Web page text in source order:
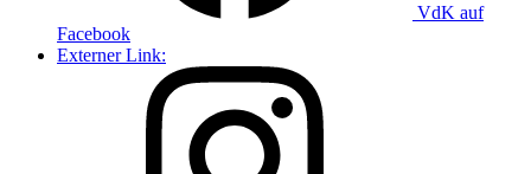
VdK auf
Facebook
Externer Link: